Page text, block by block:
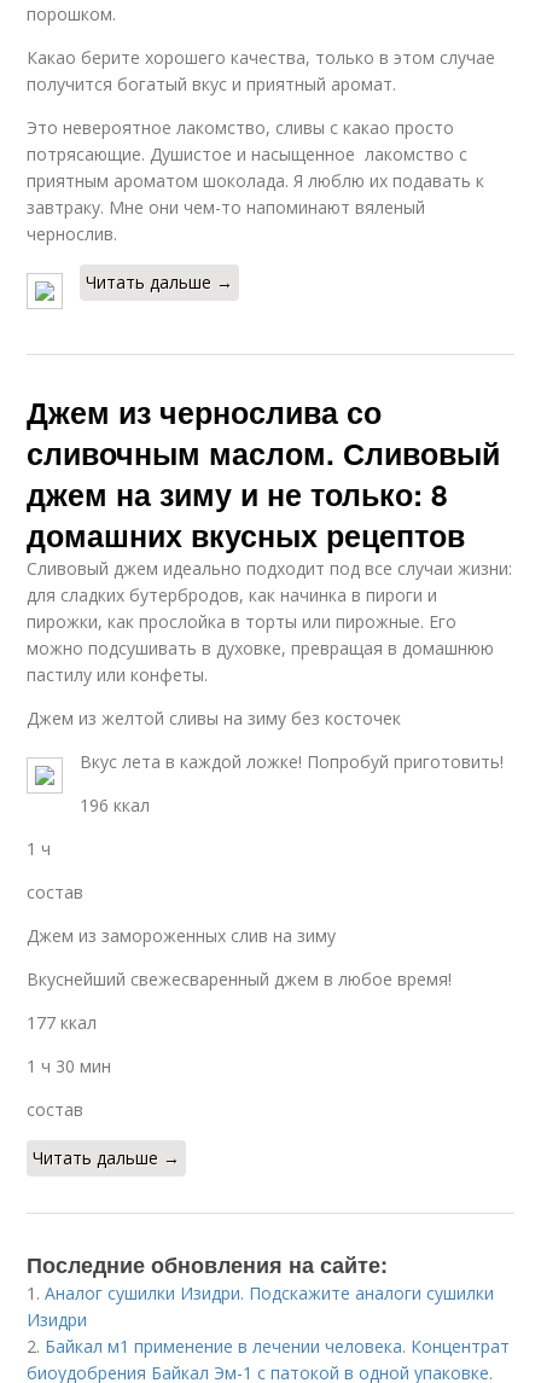
порошком.
Какао берите хорошего качества, только в этом случае
получится богатый вкус и приятный аромат.
Это невероятное лакомство, сливы с какао просто
потрясающие. Душистое и насыщенное лакомство с
приятным ароматом шоколада. Я люблю их подавать к
завтраку. Мне они чем-то напоминают вяленый
чернослив.
Читать дальше →
Джем из чернослива со
сливочным маслом. Сливовый
джем на зиму и не только: 8
домашних вкусных рецептов
Сливовый джем идеально подходит под все случаи жизни:
для сладких бутербродов, как начинка в пироги и
пирожки, как прослойка в торты или пирожные. Его
можно подсушивать в духовке, превращая в домашнюю
пастилу или конфеты.
Джем из желтой сливы на зиму без косточек
Вкус лета в каждой ложке! Попробуй приготовить!
196 ккал
1 ч
состав
Джем из замороженных слив на зиму
Вкуснейший свежесваренный джем в любое время!
177 ккал
1 ч 30 мин
состав
Читать дальше →
Последние обновления на сайте:
1.Аналог сушилки Изидри. Подскажите аналоги сушилки
Изидри
2. Байкал м1 применение в лечении человека. Концентрат
биоудобрения Байкал Эм-1 с патокой в одной упаковке.